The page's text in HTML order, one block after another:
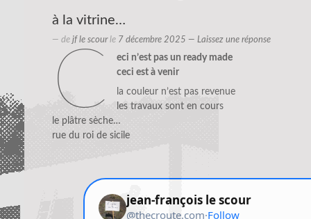
à la vitrine…
— de jf le scourle 7 décembre 2025 — Laissez une réponse
c
eci n’est pas un ready made
ceci est à venir
la couleur n’est pas revenue
les travaux sont en cours
le plâtre sèche…
rue du roi de sicile